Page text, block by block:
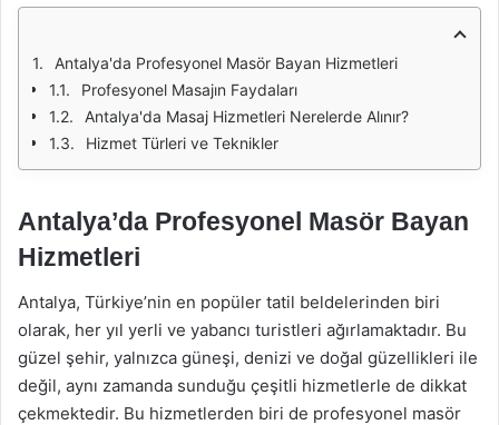
Antalya'da Profesyonel Masör Bayan Hizmetleri
Profesyonel Masajın Faydaları
Antalya'da Masaj Hizmetleri Nerelerde Alınır?
Hizmet Türleri ve Teknikler
Antalya’da Profesyonel Masör Bayan
Hizmetleri
Antalya, Türkiye’nin en popüler tatil beldelerinden biri
olarak, her yıl yerli ve yabancı turistleri ağırlamaktadır. Bu
güzel şehir, yalnızca güneşi, denizi ve doğal güzellikleri ile
değil, aynı zamanda sunduğu çeşitli hizmetlerle de dikkat
çekmektedir. Bu hizmetlerden biri de profesyonel masör